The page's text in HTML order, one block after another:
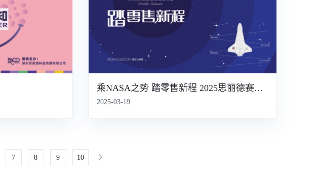
乘NASA之势 踏零售新程 2025思丽德赛经销商峰会
2025-03-19
7 8 9 10 11